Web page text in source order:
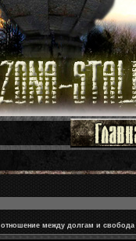
отношение между долгам и свобода